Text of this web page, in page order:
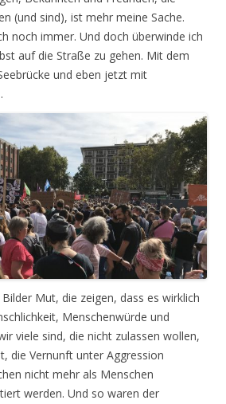
(und sind), ist mehr meine Sache.
noch immer. Und doch überwinde ich
auf die Straße zu gehen. Mit dem
und eben jetzt mit
Mut, die zeigen, dass es wirklich
Menschenwürde und
viele sind, die nicht zulassen wollen,
die Vernunft unter Aggression
nicht mehr als Menschen
werden. Und so waren der